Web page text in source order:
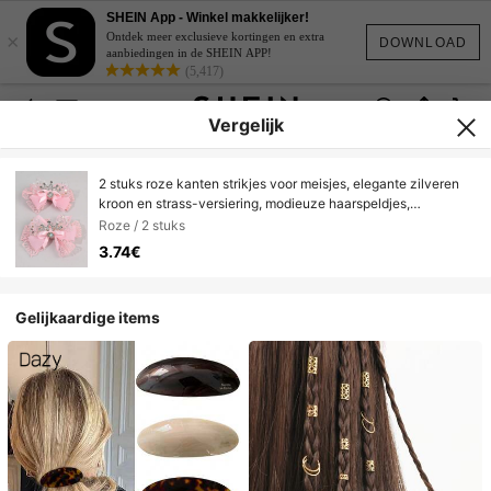
DOWNLOAD
×
SHEIN App - Winkel makkelijker!
Ontdek meer exclusieve kortingen en extra
aanbiedingen in de SHEIN APP!
(5,417)
Vergelijk
2 stuks roze kanten strikjes voor meisjes, elegante zilveren
kroon en strass-versiering, modieuze haarspeldjes,
krokodillenclips en haarclips, haaraccessoires voor bruiloften,
feesten en dagelijks gebruik
Roze / 2 stuks
3.74€
Gelijkaardige items